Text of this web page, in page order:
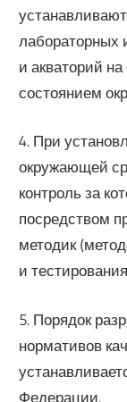
лабораторных
и акваторий
состоянием
4. При
окружающей
контроль за
посредством
методик
и
5. Порядок
нормативов
Федерации.